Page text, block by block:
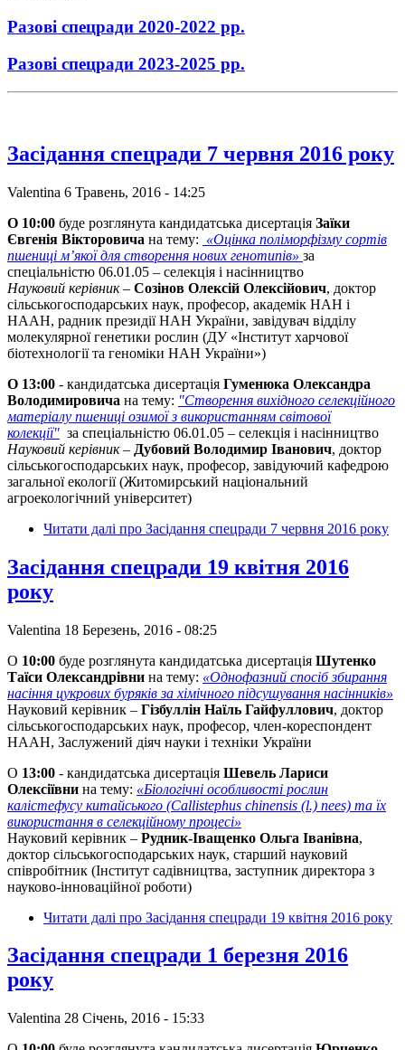
Разові спецради 2020-2022 рр.
Разові спецради 2023-2025 рр.
Засідання спецради 7 червня 2016 року
Valentina 6 Травень, 2016 - 14:25
О 10:00 буде розглянута кандидатська дисертація Заїки
Євгенія Вікторовича на тему: «Оцінка поліморфізму сортів
пшениці м’якої для створення нових генотипів» за
спеціальністю 06.01.05 – селекція і насінництво
Науковий керівник– Созінов Олексій Олексійович, доктор
сільськогосподарських наук, професор, академік НАН і
НААН, радник президії НАН України, завідувач відділу
молекулярної генетики рослин (ДУ «Інститут харчової
біотехнології та геноміки НАН України»)
О 13:00 - кандидатська дисертація Гуменюка Олександра
Володимировича на тему: "Створення вихідного селекційного
матеріалу пшениці озимої з використанням світової
колекції" за спеціальністю 06.01.05 – селекція і насінництво
Науковий керівник– Дубовий Володимир Іванович, доктор
сільськогосподарських наук, професор, завідуючий кафедрою
загальної екології (Житомирський національний
агроекологічний університет)
Читати далі про Засідання спецради 7 червня 2016 року
Засідання спецради 19 квітня 2016
року
Valentina 18 Березень, 2016 - 08:25
О 10:00 буде розглянута кандидатська дисертація Шутенко
Таїси Олександрівни на тему: «Однофазний спосіб збирання
насіння цукрових буряків за хімічного підсушування насінників»
Науковий керівник – Гізбуллін Наїль Гайфуллович, доктор
сільськогосподарських наук, професор, член-кореспондент
НААН, Заслужений діяч науки і техніки України
О 13:00 - кандидатська дисертація Шевель Лариси
Олексіївни на тему: «Біологічні особливості рослин
калістефусу китайського (Сallistephus chinensis (l.) nees) та їх
використання в селекційному процесі»
Науковий керівник – Рудник-Іващенко Ольга Іванівна,
доктор сільськогосподарських наук, старший науковий
співробітник (Інститут садівництва, заступник директора з
науково-інноваційної роботи)
Читати далі про Засідання спецради 19 квітня 2016 року
Засідання спецради 1 березня 2016
року
Valentina 28 Січень, 2016 - 15:33